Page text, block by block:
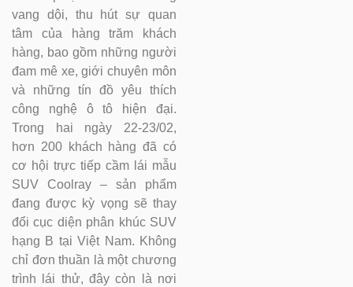
vang dội, thu hút sự quan
tâm của hàng trăm khách
hàng, bao gồm những người
đam mê xe, giới chuyên môn
và những tín đồ yêu thích
công nghệ ô tô hiện đại.
Trong hai ngày 22-23/02,
hơn 200 khách hàng đã có
cơ hội trực tiếp cầm lái mẫu
SUV Coolray – sản phẩm
đang được kỳ vọng sẽ thay
đổi cục diện phân khúc SUV
hạng B tại Việt Nam. Không
chỉ đơn thuần là một chương
trình lái thử, đây còn là nơi